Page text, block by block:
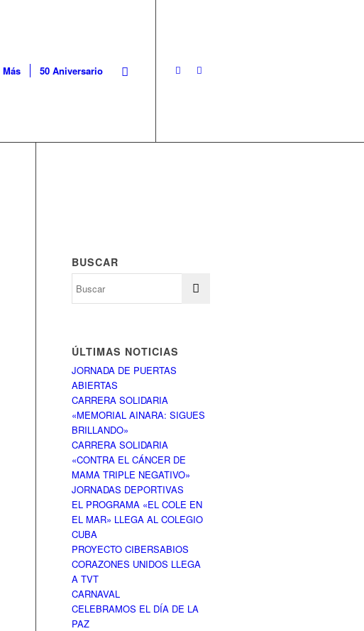
Más 50 Aniversario
BUSCAR
ÚLTIMAS NOTICIAS
JORNADA DE PUERTAS
ABIERTAS
CARRERA SOLIDARIA
«MEMORIAL AINARA: SIGUES
BRILLANDO»
CARRERA SOLIDARIA
«CONTRA EL CÁNCER DE
MAMA TRIPLE NEGATIVO»
JORNADAS DEPORTIVAS
EL PROGRAMA «EL COLE EN
EL MAR» LLEGA AL COLEGIO
CUBA
PROYECTO CIBERSABIOS
CORAZONES UNIDOS LLEGA
A TVT
CARNAVAL
CELEBRAMOS EL DÍA DE LA
PAZ